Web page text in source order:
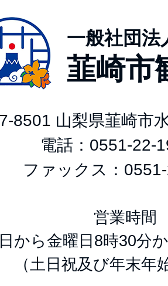
一般社団法
韮崎市
8501 山梨県韮崎市
電話： 0551-22-
ファックス：
営業時間
から金曜日8時30分
（土日祝及び年末年